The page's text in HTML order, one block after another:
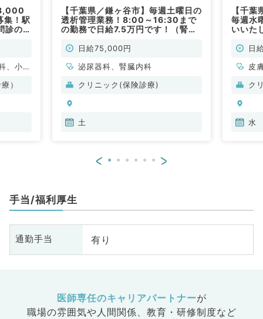
！駅
診のお
、小児
美容外
科、乳
腸・肛
科目不
）
【千葉県／鎌ヶ谷市】毎週土曜日の
透析管理業務！8:00～16:30まで
の勤務で日給7.5万円です！（腎臓
日給75,000円
泌尿器科、腎臓内科
クリニック(保険診療)
土
【千
毎週水
いいた
勤） 日
皮
ク
水
< >
手当/福利厚生
通勤手当 有り
医師専任のキャリアパートナーが
職場の雰囲気や人間関係、 教育・研修制度など